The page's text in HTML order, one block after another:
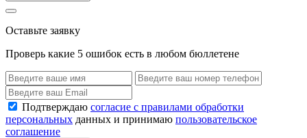
Оставьте заявку
Проверь какие 5 ошибок есть в любом бюллетене
Подтверждаю согласие с правилами обработки
персональных данных и принимаю пользовательское
соглашение